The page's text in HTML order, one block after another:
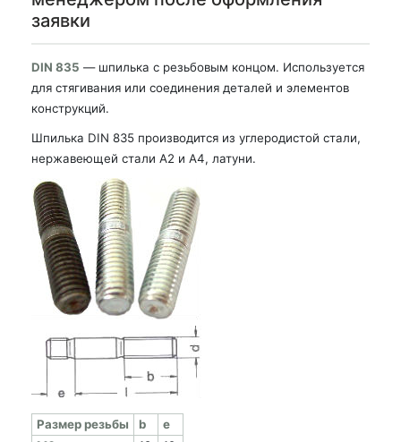
заявки
DIN 835 — шпилька с резьбовым концом. Используется
для стягивания или соединения деталей и элементов
конструкций.
Шпилька DIN 835 производится из углеродистой стали,
нержавеющей стали А2 и А4, латуни.
Раз­мер резь­бы b
e